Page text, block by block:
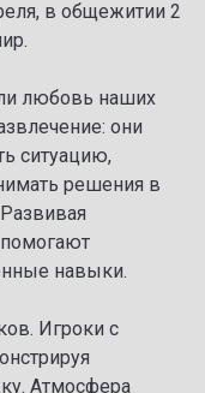
в общежитии 2
любовь наших
они
ситуацию,
решения в
навыки.
Игроки с
Атмосфера